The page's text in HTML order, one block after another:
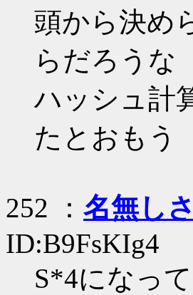
頭から決め
らだろうな
ハッシュ計
たとおもう
252 ： 名無し
ID:B9FsKIg4
S*4になっ